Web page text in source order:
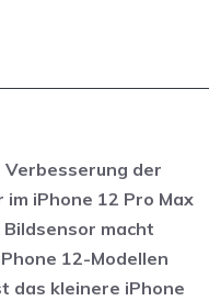
der
iPhone 12 Pro Max
macht
12-Modellen
das kleinere iPhone